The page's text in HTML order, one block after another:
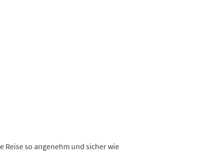
so angenehm und sicher wie